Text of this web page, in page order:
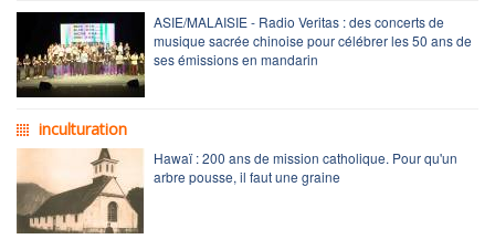
ASIE/MALAISIE - Radio Veritas : des concerts de
musique sacrée chinoise pour célébrer les 50 ans de
ses émissions en mandarin
inculturation
Hawaï : 200 ans de mission catholique. Pour qu'un
arbre pousse, il faut une graine